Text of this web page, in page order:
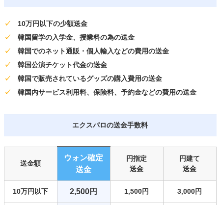
✓ 10万円以下の少額送金
✓ 韓国留学の入学金、授業料の為の送金
✓ 韓国でのネット通販・個人輸入などの費用の送金
✓ 韓国公演チケット代金の送金
✓ 韓国で販売されているグッズの購入費用の送金
✓ 韓国内サービス利用料、保険料、予約金などの費用の送金
エクスパロの送金手数料
送金額
ウォン確定
送金
円指定
送金
円建て
送金
10万円以下 2,500円 1,500円 3,000円